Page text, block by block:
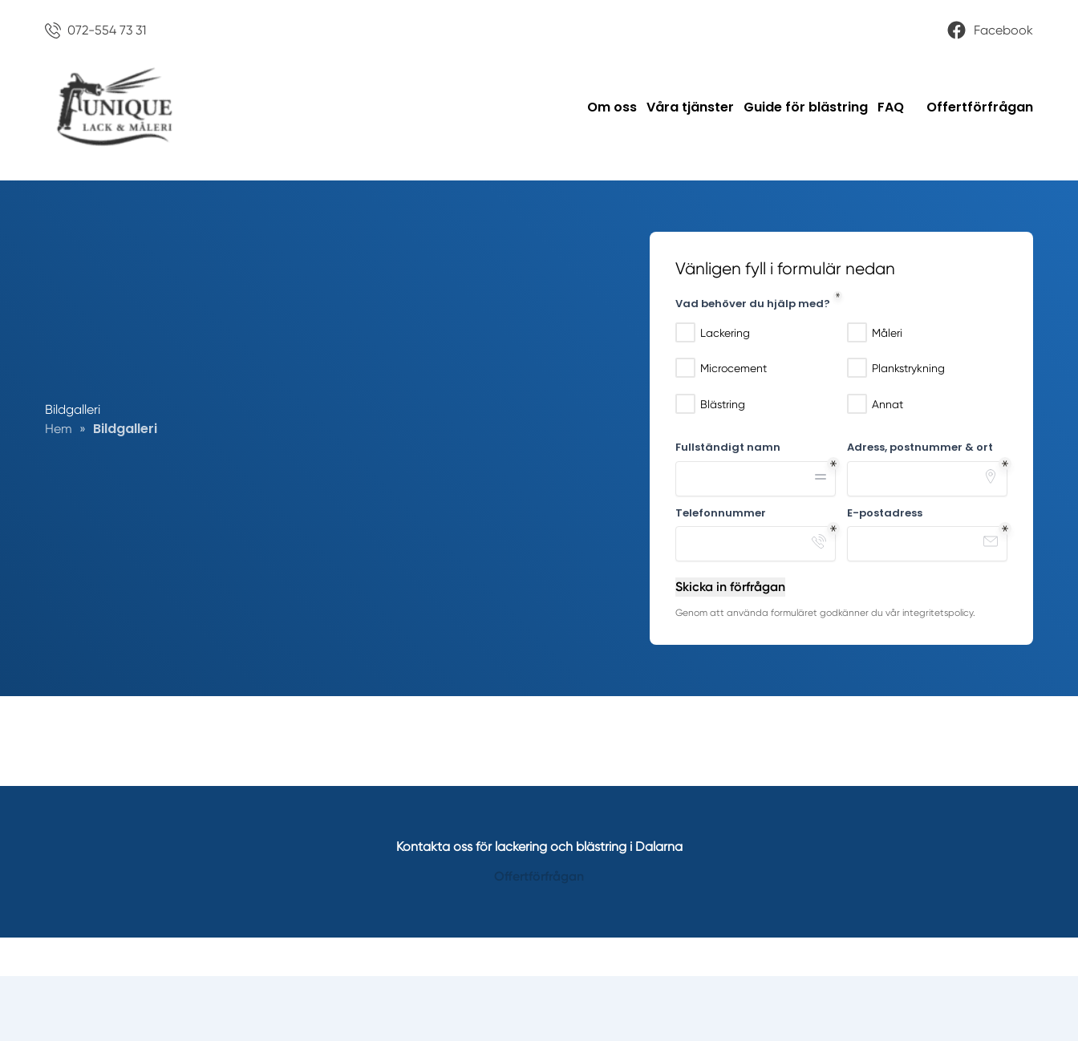
072-554 73 31 Facebook
Om oss Våra tjänster Guide för blästring FAQ Offertförfrågan
Bildgalleri
Hem » Bildgalleri
Vänligen fyll i formulär nedan
Vad behöver du hjälp med?
Lackering Måleri
Microcement Plankstrykning
Blästring Annat
Fullständigt namn Adress, postnummer & ort
Telefonnummer E-postadress
Skicka in förfrågan
Genom att använda formuläret godkänner du vår integritetspolicy.
Kontakta oss för lackering och blästring i Dalarna
Offertförfrågan